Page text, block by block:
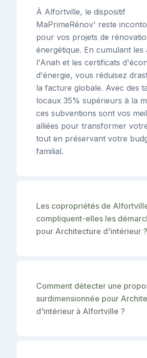
À Alfortville, le dispositif
MaPrimeRénov' reste
pour vos projets de
énergétique. En cumulant les
l'Anah et les certificats
d'énergie, vous réduisez
la facture globale. Avec des
locaux 35% supérieurs à la
ces subventions sont vos
alliées pour transformer
tout en préservant votre
familial.
Les copropriétés de
compliquent-elles les
pour Architecture d'intérieur ?
Comment détecter une
surdimensionnée pour
d'intérieur à Alfortville ?